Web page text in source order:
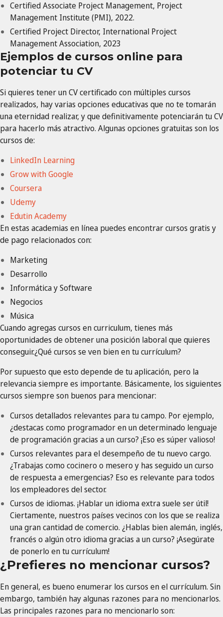
Certified Associate Project Management, Project
Management Institute (PMI), 2022.
Certified Project Director, International Project
Management Association, 2023
Ejemplos de cursos online para
potenciar tu CV
Si quieres tener un CV certificado con múltiples cursos
realizados, hay varias opciones educativas que no te tomarán
una eternidad realizar, y que definitivamente potenciarán tu CV
para hacerlo más atractivo. Algunas opciones gratuitas son los
cursos de:
LinkedIn Learning
Grow with Google
Coursera
Udemy
Edutin Academy
En estas academias en línea puedes encontrar cursos gratis y
de pago relacionados con:
Marketing
Desarrollo
Informática y Software
Negocios
Música
Cuando agregas cursos en curriculum, tienes más
oportunidades de obtener una posición laboral que quieres
conseguir.¿Qué cursos se ven bien en tu currículum?
Por supuesto que esto depende de tu aplicación, pero la
relevancia siempre es importante. Básicamente, los siguientes
cursos siempre son buenos para mencionar:
Cursos detallados relevantes para tu campo. Por ejemplo,
¿destacas como programador en un determinado lenguaje
de programación gracias a un curso? ¡Eso es súper valioso!
Cursos relevantes para el desempeño de tu nuevo cargo.
¿Trabajas como cocinero o mesero y has seguido un curso
de respuesta a emergencias? Eso es relevante para todos
los empleadores del sector.
Cursos de idiomas. ¡Hablar un idioma extra suele ser útil!
Ciertamente, nuestros países vecinos con los que se realiza
una gran cantidad de comercio. ¿Hablas bien alemán, inglés,
francés o algún otro idioma gracias a un curso? ¡Asegúrate
de ponerlo en tu currículum!
¿Prefieres no mencionar cursos?
En general, es bueno enumerar los cursos en el currículum. Sin
embargo, también hay algunas razones para no mencionarlos.
Las principales razones para no mencionarlo son: